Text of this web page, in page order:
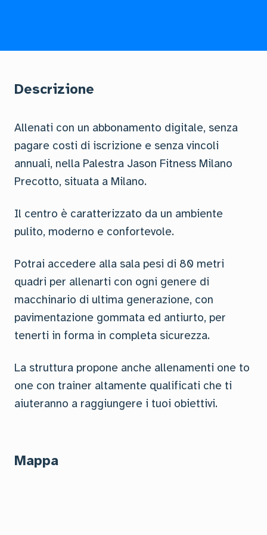
Descrizione
Allenati con un abbonamento digitale, senza
pagare costi di iscrizione e senza vincoli
annuali, nella Palestra Jason Fitness Milano
Precotto, situata a Milano.
Il centro è caratterizzato da un ambiente
pulito, moderno e confortevole.
Potrai accedere alla sala pesi di 80 metri
quadri per allenarti con ogni genere di
macchinario di ultima generazione, con
pavimentazione gommata ed antiurto, per
tenerti in forma in completa sicurezza.
La struttura propone anche allenamenti one to
one con trainer altamente qualificati che ti
aiuteranno a raggiungere i tuoi obiettivi.
Mappa